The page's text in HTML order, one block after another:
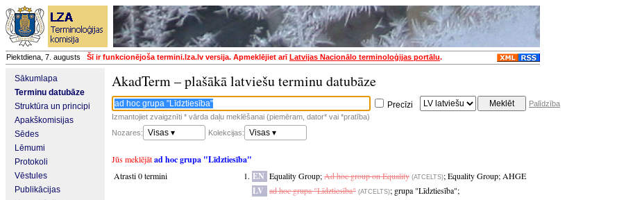
Piektdiena, 7. augusts Šī ir funkcionējoša termini.lza.lv versija. Apmeklējiet arīLatvijas Nacionālo terminoloģijas portālu.
Sākumlapa
Terminu datubāze
Struktūra un principi
Apakškomisijas
Sēdes
Lēmumi
Protokoli
Vēstules
Publikācijas
AkadTerm – plašākā latviešu terminu datubāze
Precīzi
Palīdzība
Izmantojiet zvaigznīti * vārda daļu meklēšanai (piemēram, dator* vai *pratība)
Nozares:
Visas ▾ Kolekcijas: Visas ▾
Jūs meklējātad hoc grupa "Līdztiesība"
Atrasti 0 termini EN Equality Group;Ad hoc group on Equality (ATCELTS);Equality Group; AHGE
LV ad hoc grupa "Līdztiesība" (ATCELTS); grupa "Līdztiesība";